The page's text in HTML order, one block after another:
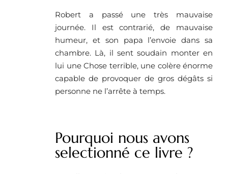
Robert a passé une très mauvaise
journée. Il est contrarié, de mauvaise
humeur, et son papa l’envoie dans sa
chambre. Là, il sent soudain monter en
lui une Chose terrible, une colère énorme
capable de provoquer de gros dégâts si
personne ne l’arrête à temps.
Pourquoi nous avons
selectionné ce livre ?